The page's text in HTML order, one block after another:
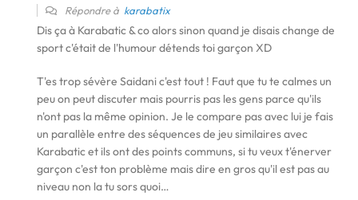
Répondre à karabatix
Dis ça à Karabatic & co alors sinon quand je disais change de
sport c'était de l'humour détends toi garçon XD
T'es trop sévère Saidani c'est tout ! Faut que tu te calmes un
peu on peut discuter mais pourris pas les gens parce qu'ils
n'ont pas la même opinion. Je le compare pas avec lui je fais
un parallèle entre des séquences de jeu similaires avec
Karabatic et ils ont des points communs, si tu veux t'énerver
garçon c'est ton problème mais dire en gros qu'il est pas au
niveau non la tu sors quoi…